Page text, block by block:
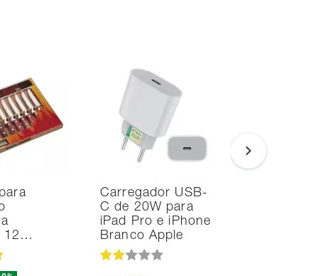
12…
Carregador USB-
C de 20W para
iPad Pro e iPhone
Branco Apple